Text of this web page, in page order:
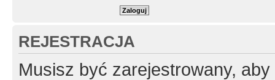
REJESTRACJA
Musisz być zarejestrowany,